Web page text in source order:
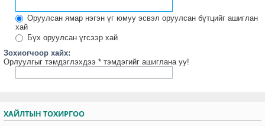
Оруулсан ямар нэгэн үг юмуу эсвэл оруулсан бүтцийг ашиглан
хай
Бүх оруулсан үгсээр хай
Зохиогчоор хайх:
Орлуулгыг тэмдэглэхдээ * тэмдэгийг ашиглана уу!
ХАЙЛТЫН ТОХИРГОО